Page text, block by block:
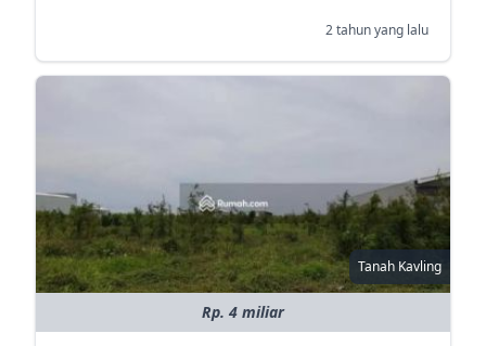
2 tahun yang lalu
Tanah Kavling
Rp. 4 miliar